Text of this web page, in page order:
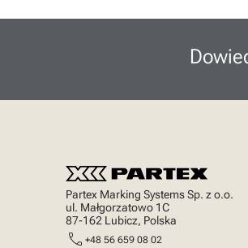
Partex Marking Systems Sp. z o.o.
ul. Małgorzatowo 1C
87-162 Lubicz, Polska
call +48 56 659 08 02